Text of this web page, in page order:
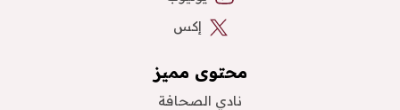
إكس
محتوى مميز
نادي الصحافة